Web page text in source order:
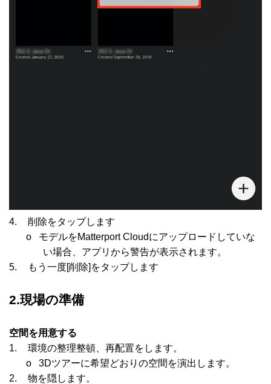
4.
削除をタップします
o
モデルをMatterport Cloudにアップロードしていな
い場合、アプリから警告が表示されます。
5.
もう一度[削除] をタップします
2.現場の準備
空間を用意する
1.
環境の整理整頓、再配置をします。
o
3Dツアーに希望どおりの空間を演出します。
2.
物を隠します。